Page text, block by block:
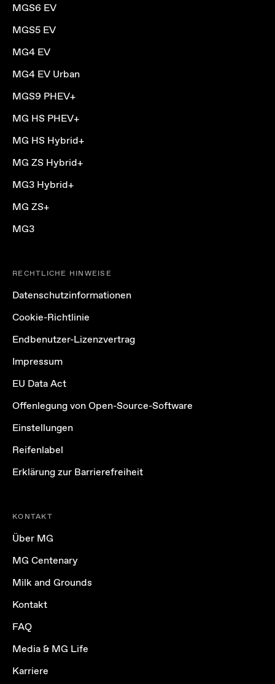
MGS6 EV
MGS5 EV
MG4 EV
MG4 EV Urban
MGS9 PHEV+
MG HS PHEV+
MG HS Hybrid+
MG ZS Hybrid+
MG3 Hybrid+
MG ZS+
MG3
RECHTLICHE HINWEISE
Datenschutzinformationen
Cookie-Richtlinie
Endbenutzer-Lizenzvertrag
Impressum
EU Data Act
Offenlegung von Open-Source-Software
Einstellungen
Reifenlabel
Erklärung zur Barrierefreiheit
KONTAKT
Über MG
MG Centenary
Milk and Grounds
Kontakt
FAQ
Media & MG Life
Karriere